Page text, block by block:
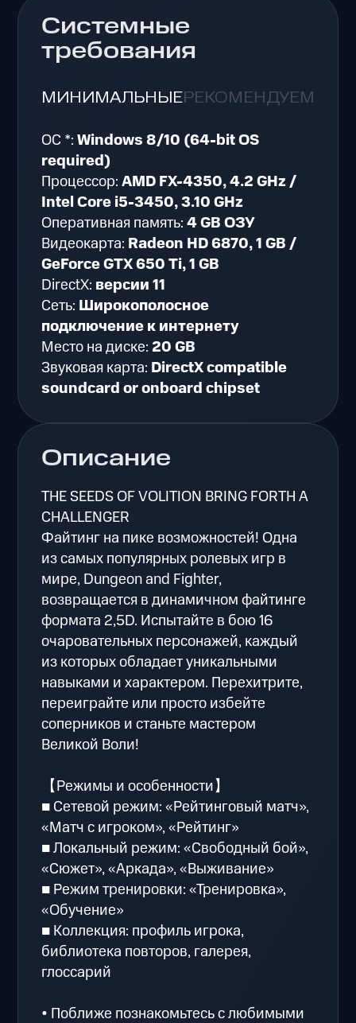
Описание
THE SEEDS OF VOLITION BRING FORTH A
CHALLENGER
Файтинг на пике возможностей! Одна
из самых популярных ролевых игр в
мире, Dungeon and Fighter,
возвращается в динамичном файтинге
формата 2,5D. Испытайте в бою 16
очаровательных персонажей, каждый
из которых обладает уникальными
навыками и характером. Перехитрите,
переиграйте или просто избейте
соперников и станьте мастером
Великой Воли!
【Режимы и особенности】
■ Сетевой режим: «Рейтинговый матч»,
«Матч с игроком», «Рейтинг»
■ Локальный режим: «Свободный бой»,
«Сюжет», «Аркада», «Выживание»
■ Режим тренировки: «Тренировка»,
«Обучение»
■ Коллекция: профиль игрока,
библиотека повторов, галерея,
глоссарий
• Поближе познакомьтесь с любимыми
Системные
требования
МИНИМАЛЬНЫЕРЕКОМЕНДУЕМЫЕ
ОС *:Windows 8/10 (64-bit OS
required)
Процессор:AMD FX-4350, 4.2 GHz /
Intel Core i5-3450, 3.10 GHz
Оперативная память:4 GB ОЗУ
Видеокарта: Radeon HD 6870, 1 GB /
GeForce GTX 650 Ti, 1 GB
DirectX: версии 11
Сеть: Широкополосное
подключение к интернету
Место на диске: 20 GB
Звуковая карта: DirectX compatible
soundcard or onboard chipset